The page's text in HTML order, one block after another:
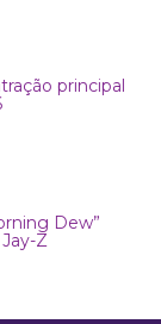
principal
Dew”
Z